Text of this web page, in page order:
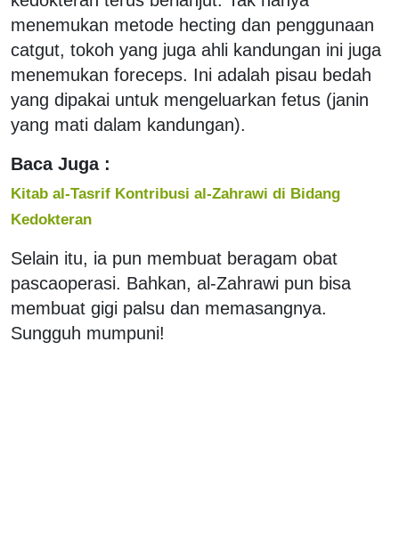
menemukan metode hecting dan penggunaan
catgut, tokoh yang juga ahli kandungan ini juga
menemukan foreceps. Ini adalah pisau bedah
yang dipakai untuk mengeluarkan fetus (janin
yang mati dalam kandungan).
Baca Juga :
Kitab al-Tasrif Kontribusi al-Zahrawi di Bidang
Kedokteran
Selain itu, ia pun membuat beragam obat
pascaoperasi. Bahkan, al-Zahrawi pun bisa
membuat gigi palsu dan memasangnya.
Sungguh mumpuni!